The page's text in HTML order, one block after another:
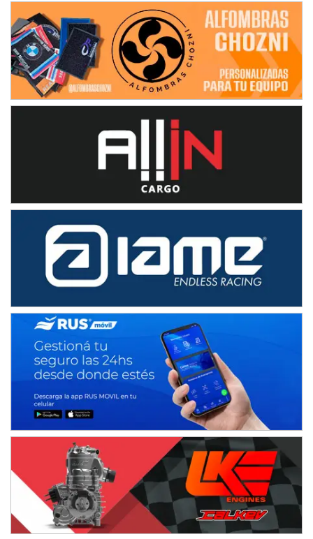
Humboldt (Santa Fe)
NORESTE SANTAFESINO - F6
Ciudad de Avellaneda (Asfalto)
Avellaneda (Santa Fe)
SUR SANTAFESINO - F4
José Samuel Sánchez (Tierra)